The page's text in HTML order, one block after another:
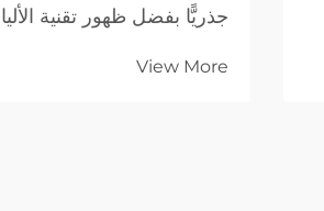
جذريًّا بفضل ظهور تقنية
القمة في الكفاءة والدقة
View More